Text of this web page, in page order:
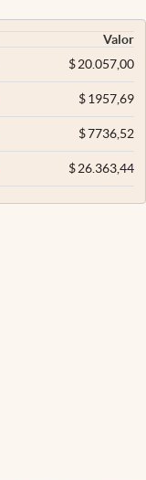
Valor
$20.057,00
$1957,69
$7736,52
$26.363,44